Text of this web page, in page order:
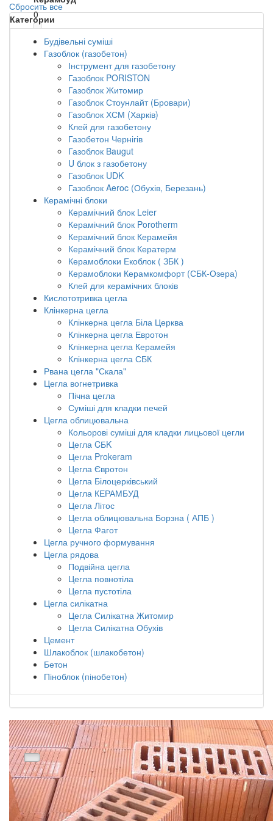
0
Керамейя
0
Кератерм
Обухов
ХСМ (Харьков)
Сбросить все
Категории
Будівельні суміші
Газоблок (газобетон)
Інструмент для газобетону
Газоблок PORISTON
Газоблок Житомир
Газоблок Стоунлайт (Бровари)
Газоблок ХСМ (Харків)
Клей для газобетону
Газобетон Чернігів
Газоблок Baugut
U блок з газобетону
Газоблок UDK
Газоблок Aeroc (Обухів, Березань)
Керамічні блоки
Керамічний блок Leier
Керамічний блок Porotherm
Керамічний блок Керамейя
Керамічний блок Кератерм
Керамоблоки Екоблок ( ЗБК )
Керамоблоки Керамкомфорт (СБК-Озера)
Клей для керамічних блоків
Кислототривка цегла
Клінкерна цегла
Клінкерна цегла Біла Церква
Клінкерна цегла Евротон
Клінкерна цегла Керамейя
Клінкерна цегла СБК
Рвана цегла "Скала"
Цегла вогнетривка
Пічна цегла
Суміші для кладки печей
Цегла облицювальна
Кольорові суміші для кладки лицьової цегли
Цегла CБK
Цегла Prokeram
Цегла Євротон
Цегла Білоцерківський
Цегла КЕРАМБУД
Цегла Літос
Цегла облицювальна Борзна ( АПБ )
Цегла Фагот
Цегла ручного формування
Цегла рядова
Подвійна цегла
Цегла повнотіла
Цегла пустотіла
Цегла силікатна
Цегла Силікатна Житомир
Цегла Силікатна Обухів
Цемент
Шлакоблок (шлакобетон)
Бетон
Піноблок (пінобетон)
Подвійна цегла